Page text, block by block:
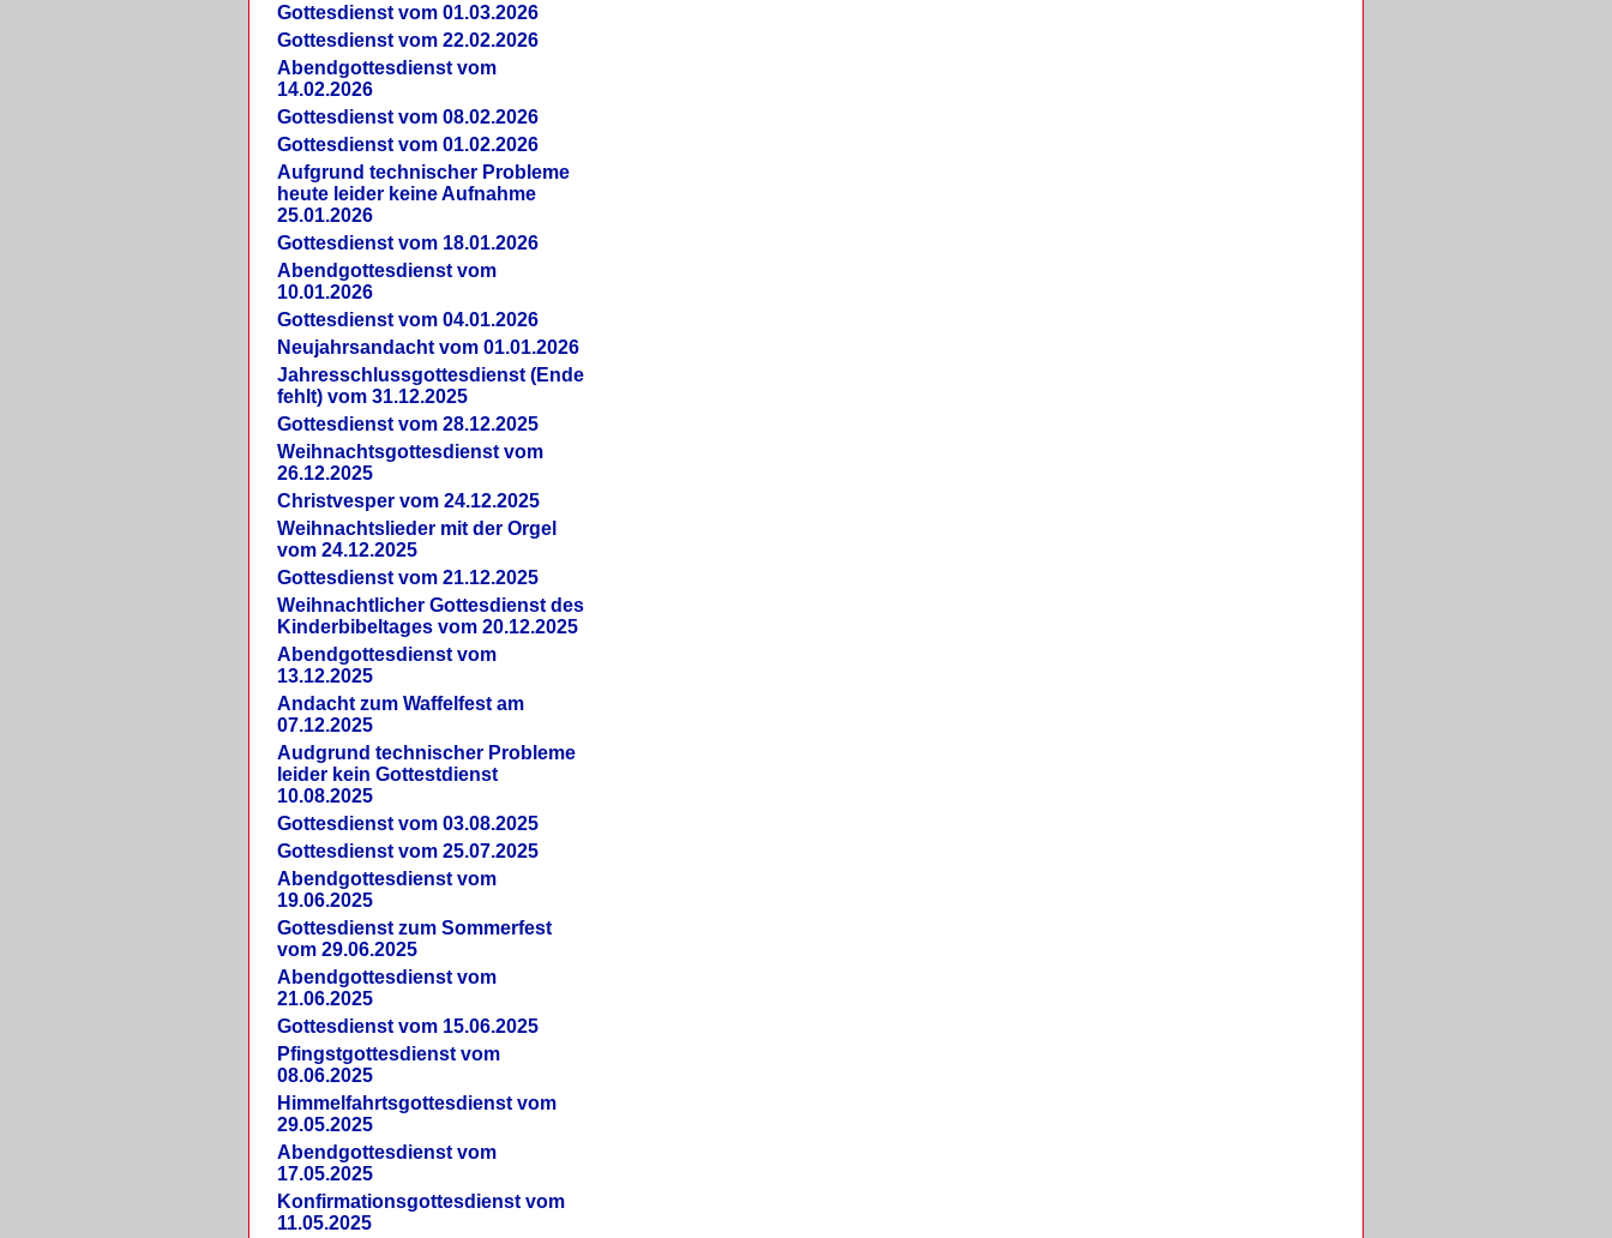
Gottesdienst vom 01.03.2026
Gottesdienst vom 22.02.2026
Abendgottesdienst vom
14.02.2026
Gottesdienst vom 08.02.2026
Gottesdienst vom 01.02.2026
Aufgrund technischer Probleme
heute leider keine Aufnahme
25.01.2026
Gottesdienst vom 18.01.2026
Abendgottesdienst vom
10.01.2026
Gottesdienst vom 04.01.2026
Neujahrsandacht vom 01.01.2026
Jahresschlussgottesdienst (Ende
fehlt) vom 31.12.2025
Gottesdienst vom 28.12.2025
Weihnachtsgottesdienst vom
26.12.2025
Christvesper vom 24.12.2025
Weihnachtslieder mit der Orgel
vom 24.12.2025
Gottesdienst vom 21.12.2025
Weihnachtlicher Gottesdienst des
Kinderbibeltages vom 20.12.2025
Abendgottesdienst vom
13.12.2025
Andacht zum Waffelfest am
07.12.2025
Audgrund technischer Probleme
leider kein Gottestdienst
10.08.2025
Gottesdienst vom 03.08.2025
Gottesdienst vom 25.07.2025
Abendgottesdienst vom
19.06.2025
Gottesdienst zum Sommerfest
vom 29.06.2025
Abendgottesdienst vom
21.06.2025
Gottesdienst vom 15.06.2025
Pfingstgottesdienst vom
08.06.2025
Himmelfahrtsgottesdienst vom
29.05.2025
Abendgottesdienst vom
17.05.2025
Konfirmationsgottesdienst vom
11.05.2025